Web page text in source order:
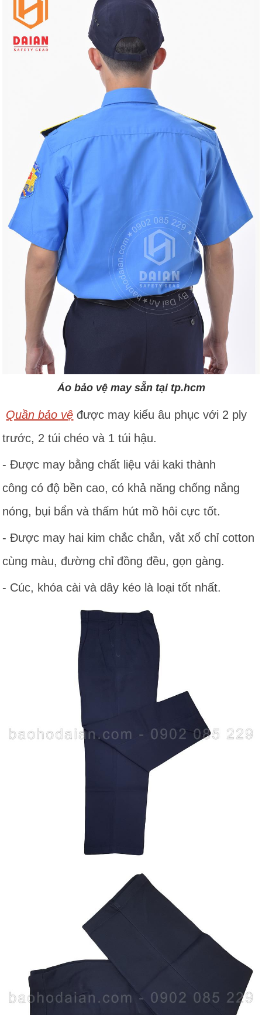
Áo bảo vệ may sẵn tại tp.hcm
Quần bảo vệ được may kiểu âu phục với 2 ply
trước, 2 túi chéo và 1 túi hậu.
- Được may bằng chất liệu vải kaki thành
công có độ bền cao, có khả năng chống nắng
nóng, bụi bẩn và thấm hút mồ hôi cực tốt.
- Được may hai kim chắc chắn, vắt xổ chỉ cotton
cùng màu, đường chỉ đồng đều, gọn gàng.
- Cúc, khóa cài và dây kéo là loại tốt nhất.